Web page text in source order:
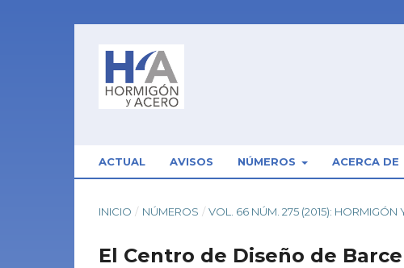
ACTUAL AVISOS NÚMEROS ACERCA DE
INICIO / NÚMEROS / VOL. 66 NÚM. 275 (2015): HORMIGÓN
El Centro de Diseño de